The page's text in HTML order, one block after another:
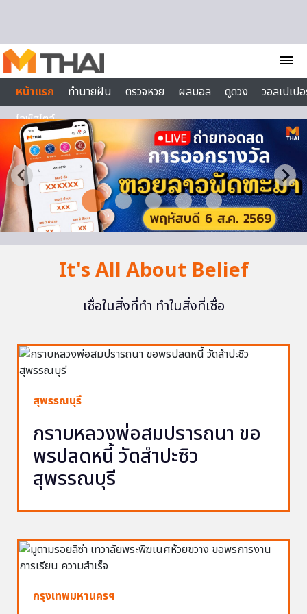
menu
หน้าแรก
ทำนายฝัน ตรวจหวย ผลบอล ดูดวง
วอลเปเป
ไลฟ์สไตล์
It's All About Belief
เชื่อในสิ่งที่ทำ ทำในสิ่งที่เชื่อ
สุพรรณบุรี
กราบหลวงพ่อสมปรารถนา ขอ
พรปลดหนี้ วัดสำปะซิว
สุพรรณบุรี
กรุงเทพมหานครฯ